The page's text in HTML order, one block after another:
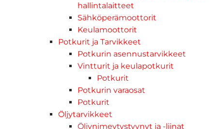
hallintalaitteet
Sähköperämoottorit
Keulamoottorit
Potkurit ja Tarvikkeet
Potkurin asennustarvikkeet
Vintturit ja keulapotkurit
Potkurit
Potkurin varaosat
Potkurit
Öljytarvikkeet
Öljynimeytystyynyt ja -liinat